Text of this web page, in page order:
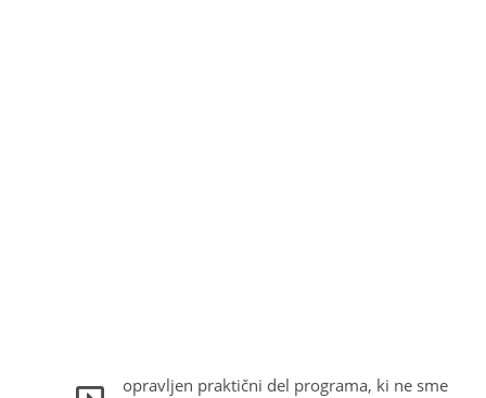
opravljen praktični del programa, ki ne sme